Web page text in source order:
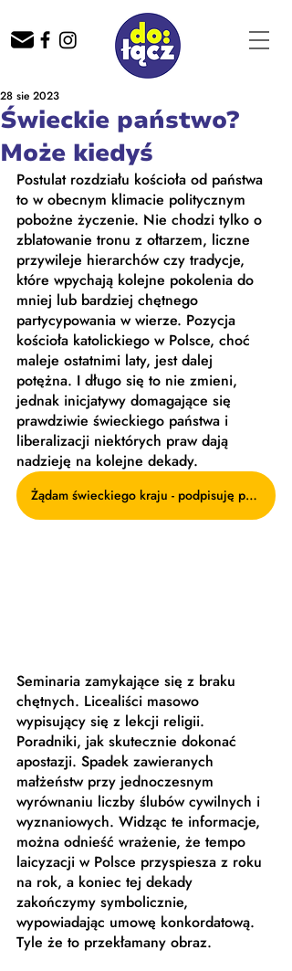
Świeckie państwo?
Może kiedyś
28 sie 2023
Postulat rozdziału kościoła od państwa
to w obecnym klimacie politycznym
pobożne życzenie. Nie chodzi tylko o
zblatowanie tronu z ołtarzem, liczne
przywileje hierarchów czy tradycje,
które wpychają kolejne pokolenia do
mniej lub bardziej chętnego
partycypowania w wierze. Pozycja
kościoła katolickiego w Polsce, choć
maleje ostatnimi laty, jest dalej
potężna. I długo się to nie zmieni,
jednak inicjatywy domagające się
prawdziwie świeckiego państwa i
liberalizacji niektórych praw dają
nadzieję na kolejne dekady.
Żądam świeckiego kraju - podpisuję petycję!
Seminaria zamykające się z braku
chętnych. Licealiści masowo
wypisujący się z lekcji religii.
Poradniki, jak skutecznie dokonać
apostazji. Spadek zawieranych
małżeństw przy jednoczesnym
wyrównaniu liczby ślubów cywilnych i
wyznaniowych. Widząc te informacje,
można odnieść wrażenie, że tempo
laicyzacji w Polsce przyspiesza z roku
na rok, a koniec tej dekady
zakończymy symbolicznie,
wypowiadając umowę konkordatową.
Tyle że to przekłamany obraz.